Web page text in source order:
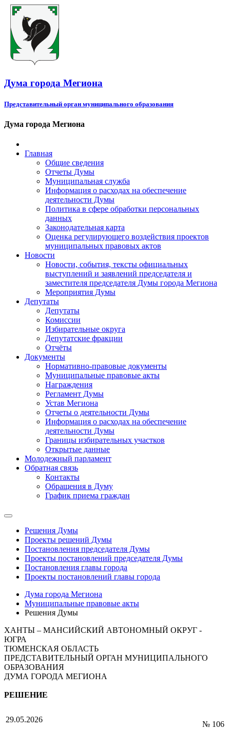
Дума города Мегиона
Представительный орган муниципального образования
Дума города Мегиона
Главная
Общие сведения
Отчеты Думы
Муниципальная служба
Информация о расходах на обеспечение
деятельности Думы
Политика в сфере обработки персональных
данных
Законодательная карта
Оценка регулирующего воздействия проектов
муниципальных правовых актов
Новости
Новости, события, тексты официальных
выступлений и заявлений председателя и
заместителя председателя Думы города Мегиона
Мероприятия Думы
Депутаты
Депутаты
Комиссии
Избирательные округа
Депутатские фракции
Отчёты
Документы
Нормативно-правовые документы
Муниципальные правовые акты
Награждения
Регламент Думы
Устав Мегиона
Отчеты о деятельности Думы
Информация о расходах на обеспечение
деятельности Думы
Границы избирательных участков
Открытые данные
Молодежный парламент
Обратная связь
Контакты
Обращения в Думу
График приема граждан
Решения Думы
Проекты решений Думы
Постановления председателя Думы
Проекты постановлений председателя Думы
Постановления главы города
Проекты постановлений главы города
Дума города Мегиона
Муниципальные правовые акты
Решения Думы
ХАНТЫ – МАНСИЙСКИЙ АВТОНОМНЫЙ ОКРУГ -
ЮГРА
ТЮМЕНСКАЯ ОБЛАСТЬ
ПРЕДСТАВИТЕЛЬНЫЙ ОРГАН МУНИЦИПАЛЬНОГО
ОБРАЗОВАНИЯ
ДУМА ГОРОДА МЕГИОНА
РЕШЕНИЕ
29.05.2026
№ 106